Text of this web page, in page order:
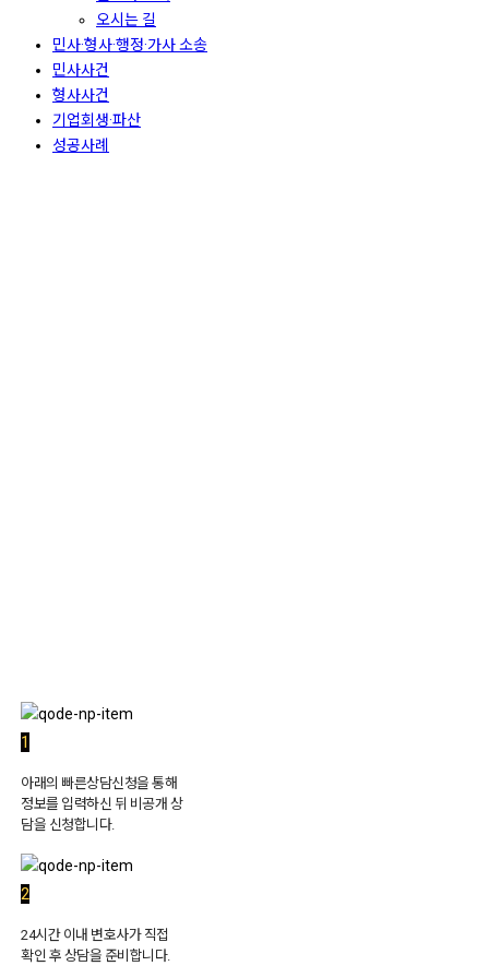
오시는 길
민사·형사·행정·가사 소송
민사사건
형사사건
기업회생·파산
성공사례
1
아래의 빠른상담신청을 통해
정보를 입력하신 뒤 비공개 상
담을 신청합니다.
2
24시간 이내 변호사가 직접
확인 후 상담을 준비합니다.